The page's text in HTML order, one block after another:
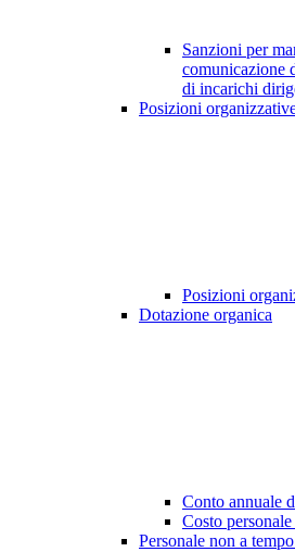
Sanzioni per
comunicazione
di incarichi
Posizioni
Posizioni
Dotazione organica
Conto annuale
Costo
Personale non a